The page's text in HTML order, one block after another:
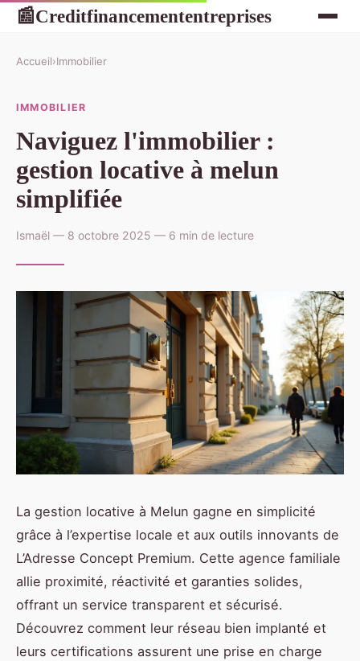
📰Creditfinancemententreprises
Accueil›Immobilier
IMMOBILIER
Naviguez l'immobilier :
gestion locative à melun
simplifiée
Ismaël — 8 octobre 2025 — 6 min de lecture
La gestion locative à Melun gagne en simplicité
grâce à l’expertise locale et aux outils innovants de
L’Adresse Concept Premium. Cette agence familiale
allie proximité, réactivité et garanties solides,
offrant un service transparent et sécurisé.
Découvrez comment leur réseau bien implanté et
leurs certifications assurent une prise en charge